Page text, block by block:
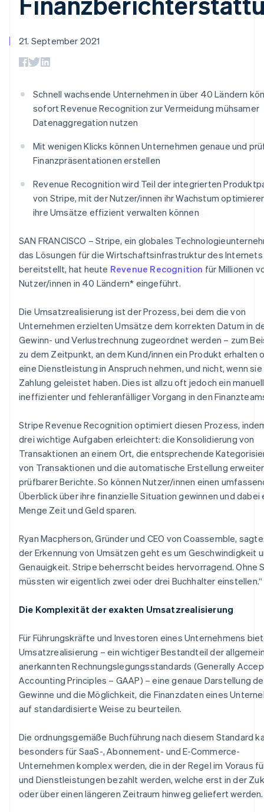
Zugriff auf mehr als
Terminal
Zahlungen vor Ort
Authorization
Boost
Autorisierungsraten
Link
Beschleunigter
Bezahlvorgang
Connections
Verbundene
Finanzdaten
Data Pipeline
Datensynchronisierung
Mehr
Ausblick
Radar
Betrugsprävention
Atlas
Climate
CO₂-Entnahme
Stripe-Sessions 2026
Erfahren Sie, wie Stripe Lösungen für die
Geldmanagement
Creator Economy
Gaming
Freizeit
Versicherungen
Medien und
Gemeinnützige
Organisationen
Fachdienstleistungen
Öffentlicher Sektor
Ecosystem
Stripe App-Marktplatz
Marktplatz auf
Karten ausgeben: So
geht´s
Bereitstellung und
Verwaltung von
Ressourcen
App-Integrationen
Code-Beispiele
API-Status
Produkt-Roadmap
Karriere
Kontakt
Sales-Team
Partner werden
21. September 2021
Schnell wachsende Unternehmen in über 40 Ländern
sofort Revenue Recognition zur Vermeidung mühsamer
Datenaggregation nutzen
Mit wenigen Klicks können Unternehmen genaue und
Finanzpräsentationen erstellen
Revenue Recognition wird Teil der integrierten
von Stripe, mit der Nutzer/innen ihr Wachstum
ihre Umsätze effizient verwalten können
SAN FRANCISCO – Stripe, ein globales
das Lösungen für die Wirtschaftsinfrastruktur des Internets
bereitstellt, hat heute Revenue Recognition für Millionen
Nutzer/innen in 40 Ländern* eingeführt.
Die Umsatzrealisierung ist der Prozess, bei dem die von
Unternehmen erzielten Umsätze dem korrekten Datum in
Gewinn- und Verlustrechnung zugeordnet werden – zum
zu dem Zeitpunkt, an dem Kund/innen ein Produkt erhalten
eine Dienstleistung in Anspruch nehmen, und nicht, wenn
Zahlung geleistet haben. Dies ist allzu oft jedoch ein
ineffizienter und fehleranfälliger Vorgang in den
Stripe Revenue Recognition optimiert diesen Prozess,
drei wichtige Aufgaben erleichtert: die Konsolidierung von
Transaktionen an einem Ort, die entsprechende
von Transaktionen und die automatische Erstellung
prüfbarer Berichte. So können Nutzer/innen einen
Überblick über ihre finanzielle Situation gewinnen und dabei
Menge Zeit und Geld sparen.
Ryan Macpherson, Gründer und CEO von Coassemble,
der Erkennung von Umsätzen geht es um Geschwindigkeit
Genauigkeit. Stripe beherrscht beides hervorragend. Ohne
müssten wir eigentlich zwei oder drei Buchhalter einstellen.“
Die Komplexität der exakten Umsatzrealisierung
Für Führungskräfte und Investoren eines Unternehmens
Umsatzrealisierung – ein wichtiger Bestandteil der
anerkannten Rechnungslegungsstandards (Generally
Accounting Principles – GAAP) – eine genaue Darstellung
Gewinne und die Möglichkeit, die Finanzdaten eines
auf standardisierte Weise zu beurteilen.
Die ordnungsgemäße Buchführung nach diesem Standard
besonders für SaaS-, Abonnement- und E-Commerce-
Unternehmen komplex werden, die in der Regel im Voraus
und Dienstleistungen bezahlt werden, welche erst in der
oder über einen längeren Zeitraum hinweg geliefert werden.